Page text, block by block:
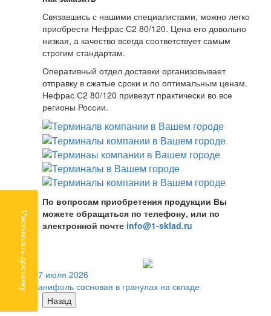
Связавшись с нашими специалистами, можно легко
приобрести Нефрас С2 80/120. Цена его довольно
низкая, а качество всегда соответствует самым
строгим стандартам.
Оперативный отдел доставки организовывает
отправку в сжатые сроки и по оптимальным ценам.
Нефрас С2 80/120 привезут практически во все
регионы России.
По вопросам приобретения продукции Вы
можете обращаться по телефону, или по
электронной почте info@1-sklad.ru
17 июля 2026
Канифоль сосновая в гранулах на складе
Назад
Рассчитать доставку